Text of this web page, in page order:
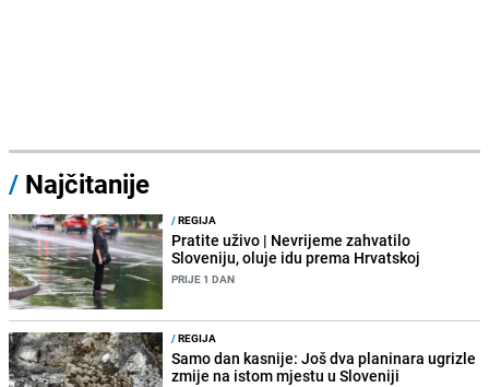
/ Najčitanije
/REGIJA
Pratite uživo | Nevrijeme zahvatilo
Sloveniju, oluje idu prema Hrvatskoj
PRIJE 1 DAN
/REGIJA
Samo dan kasnije: Još dva planinara ugrizle
zmije na istom mjestu u Sloveniji